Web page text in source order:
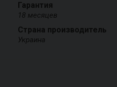
Гарантия
18 месяцев
Страна производитель
Украина